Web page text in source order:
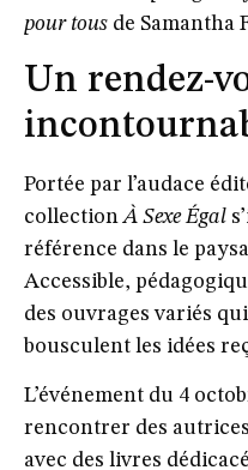
pour tous de Samantha
Un rendez-
Portée par l’audace
collectionÀ Sexe Égal
référence dans le
Accessible,
des ouvrages variés
bousculent les idées
L’événement du 4
rencontrer des
avec des livres